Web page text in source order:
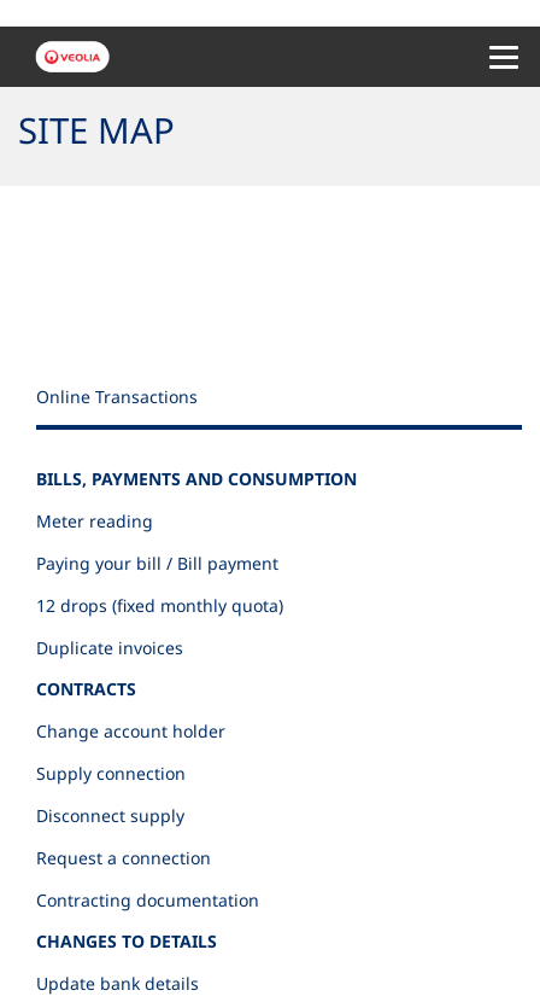
SITE MAP
Online Transactions
BILLS, PAYMENTS AND CONSUMPTION
Meter reading
Paying your bill / Bill payment
12 drops (fixed monthly quota)
Duplicate invoices
CONTRACTS
Change account holder
Supply connection
Disconnect supply
Request a connection
Contracting documentation
CHANGES TO DETAILS
Update bank details